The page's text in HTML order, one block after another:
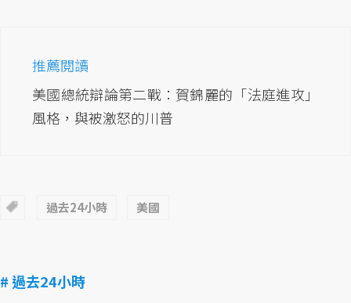
推薦閱讀
美國總統辯論第二戰：賀錦麗的「法庭進攻」
風格，與被激怒的川普
過去24小時 美國
# 過去24小時